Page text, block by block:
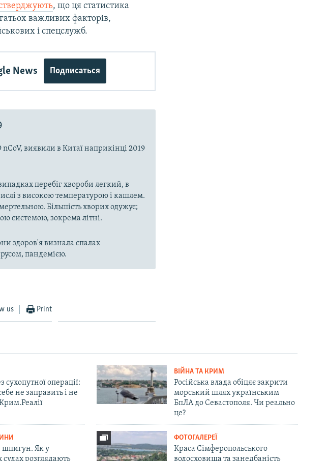
, що ця статистика
важливих факторів,
і спецслужб.
News Подписаться
виявили в Китаї наприкінці 2019
перебіг хвороби легкий, в
з високою температурою і кашлем.
Більшість хворих одужує;
системою, зокрема літні.
здоров'я визнала спалах
пандемією.
us Print
сухопутної операції:
не заправить і не
ВІЙНА ТА КРИМ
Російська влада обіцяє закрити
морський шлях українським
БпЛА до Севастополя. Чи реально
це?
шпигун. Як у
розглядають
ФОТОГАЛЕРЕЇ
Краса Сімферопольського
водосховища та занедбаність